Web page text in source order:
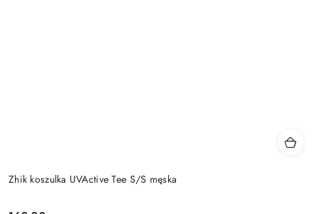
Zhik koszulka UVActive Tee S/S męska